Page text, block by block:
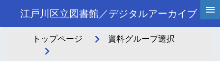
江戸川区立図書館／デジタルアーカイブ
トップページ 資料グループ選択